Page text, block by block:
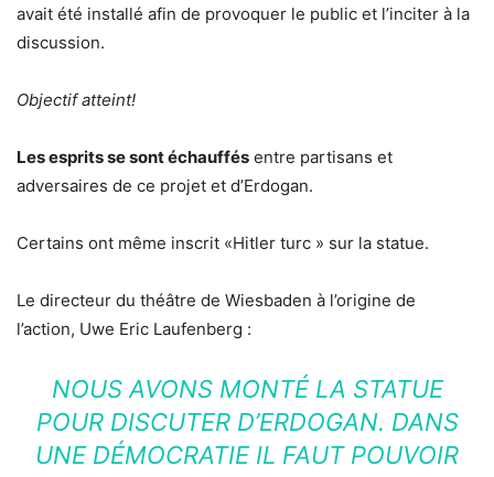
avait été installé afin de provoquer le public et l’inciter à la
discussion.
Objectif atteint!
Les esprits se sont échauffés entre partisans et
adversaires de ce projet et d’Erdogan.
Certains ont même inscrit «Hitler turc » sur la statue.
Le directeur du théâtre de Wiesbaden à l’origine de
l’action, Uwe Eric Laufenberg :
NOUS AVONS MONTÉ LA STATUE
POUR DISCUTER D’ERDOGAN. DANS
UNE DÉMOCRATIE IL FAUT POUVOIR